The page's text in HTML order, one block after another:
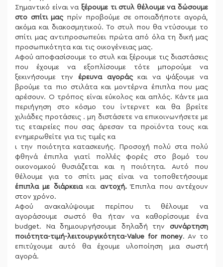
Σημαντικό είναι να ξέρουμε τι στυλ θέλουμε να δώσουμε
στο σπίτι μας πρίν προβούμε σε οποιαδήποτε αγορά,
ακόμα και διακοσμητικού. Το στυλ που θα ντύσουμε το
σπίτι μας αντιπροσωπεύει πρώτα από όλα τη δική μας
προσωπικότητα και τις οικογένειας μας.
Αφού αποφασίσουμε το στυλ και ξέρουμε τις διαστάσεις
που έχουμε να εξοπλίσουμε τότε μπορούμε να
ξεκινήσουμε την έρευνα αγοράςκαι να ψάξουμε να
βρούμε τα πιο στιλάτα και μοντέρνα έπιπλα που μας
αρέσουν. Ο τρόπος είναι εύκολος και απλός. Κάντε μια
περιήγηση στο κόσμο του ίντερνετ και θα βρείτε
χιλιάδες προτάσεις . μη διστάσετε να επικοινωνήσετε με
τις εταιρείες που σας άρεσαν τα προϊόντα τους και
ενημερωθείτε για τις τιμές κα
ι την ποιότητα κατασκευής. Προσοχή πολύ στα πολύ
φθηνά έπιπλα γιατί πολλές φορές στο βομό του
οικονομικού θυσιάζεται και η ποιότητα. Αυτό που
θέλουμε για το σπίτι μας είναι να τοποθετήσουμε
έπιπλα με διάρκειακαι αντοχή.Έπιπλα που αντέχουν
στον χρόνο.
Αφού ανακαλύψουμε περίπου τι θέλουμε να
αγοράσουμε σωστό θα ήταν να καθορίσουμε ένα
budget. Να δημιουργήσουμε δηλαδή την συνάρτηση
ποιότητα-τιμή-λειτουργικότητα-Value for money. Aν το
επιτύχουμε αυτό θα έχουμε υλοποίηση μια σωστή
αγορά.